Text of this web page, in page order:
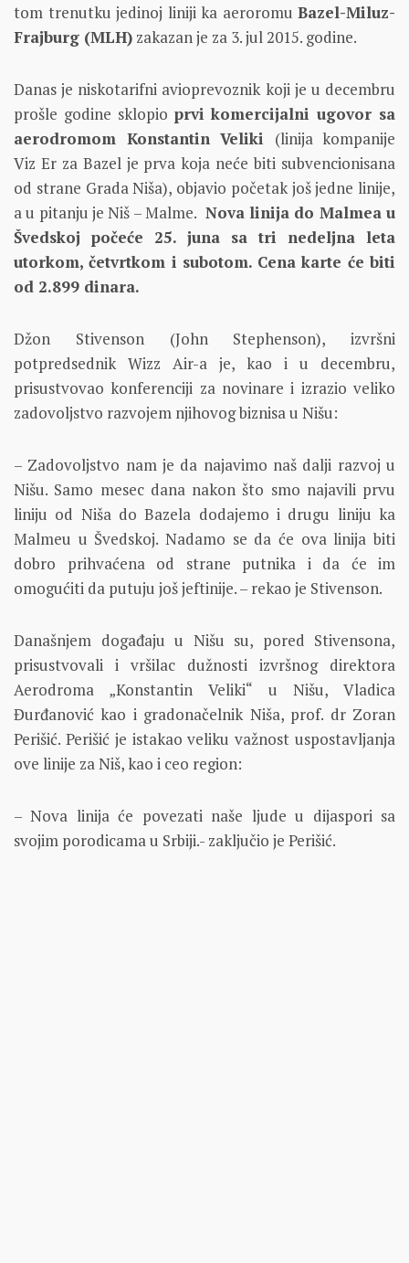
tom trenutku jedinoj liniji ka aeroromu Bazel-Miluz-
Frajburg (MLH) zakazan je za 3. jul 2015. godine.
Danas je niskotarifni avioprevoznik koji je u decembru
prošle godine sklopio prvi komercijalni ugovor sa
aerodromom Konstantin Veliki (linija kompanije
Viz Er za Bazel je prva koja neće biti subvencionisana
od strane Grada Niša), objavio početak još jedne linije,
a u pitanju je Niš – Malme. Nova linija do Malmea u
Švedskoj počeće 25. juna sa tri nedeljna leta
utorkom, četvrtkom i subotom. Cena karte će biti
od 2.899 dinara.
Džon Stivenson (John Stephenson), izvršni
potpredsednik Wizz Air-a je, kao i u decembru,
prisustvovao konferenciji za novinare i izrazio veliko
zadovoljstvo razvojem njihovog biznisa u Nišu:
– Zadovoljstvo nam je da najavimo naš dalji razvoj u
Nišu. Samo mesec dana nakon što smo najavili prvu
liniju od Niša do Bazela dodajemo i drugu liniju ka
Malmeu u Švedskoj. Nadamo se da će ova linija biti
dobro prihvaćena od strane putnika i da će im
omogućiti da putuju još jeftinije. – rekao je Stivenson.
Današnjem događaju u Nišu su, pored Stivensona,
prisustvovali i vršilac dužnosti izvršnog direktora
Aerodroma „Konstantin Veliki“ u Nišu, Vladica
Đurđanović kao i gradonačelnik Niša, prof. dr Zoran
Perišić. Perišić je istakao veliku važnost uspostavljanja
ove linije za Niš, kao i ceo region:
– Nova linija će povezati naše ljude u dijaspori sa
svojim porodicama u Srbiji.- zaključio je Perišić.